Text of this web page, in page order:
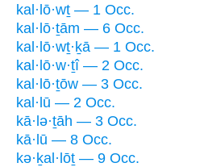
kal·lō·wṯ — 1 Occ.
kal·lō·ṯām — 6 Occ.
kal·lō·wṯ·ḵā — 1 Occ.
kal·lō·w·ṯî — 2 Occ.
kal·lō·ṯōw — 3 Occ.
kal·lū — 2 Occ.
kā·lə·ṯāh — 3 Occ.
kā·lū — 8 Occ.
kə·ḵal·lōṯ — 9 Occ.